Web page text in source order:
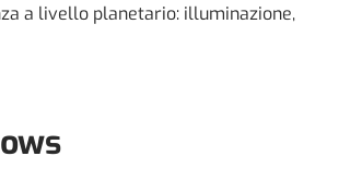
a livello planetario: illuminazione,